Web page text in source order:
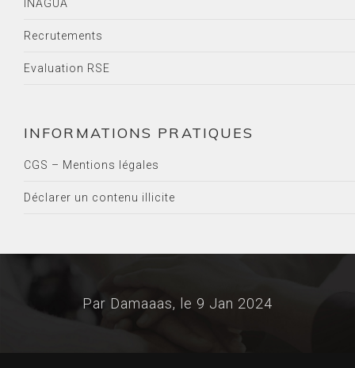
INAGUA
Recrutements
Evaluation RSE
INFORMATIONS PRATIQUES
CGS – Mentions légales
Déclarer un contenu illicite
Par Damaaas, le 9 Jan 2024